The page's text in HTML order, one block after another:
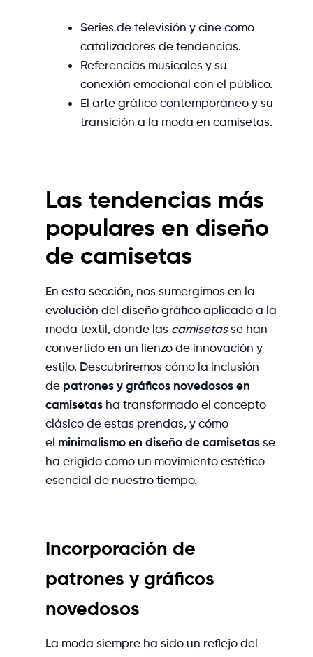
Series de televisión y cine como
catalizadores de tendencias.
Referencias musicales y su
conexión emocional con el público.
El arte gráfico contemporáneo y su
transición a la moda en camisetas.
Las tendencias más
populares en diseño
de camisetas
En esta sección, nos sumergimos en la
evolución del diseño gráfico aplicado a la
moda textil, donde las camisetasse han
convertido en un lienzo de innovación y
estilo. Descubriremos cómo la inclusión
de patrones y gráficos novedosos en
camisetas ha transformado el concepto
clásico de estas prendas, y cómo
el minimalismo en diseño de camisetas se
ha erigido como un movimiento estético
esencial de nuestro tiempo.
Incorporación de
patrones y gráficos
novedosos
La moda siempre ha sido un reflejo del